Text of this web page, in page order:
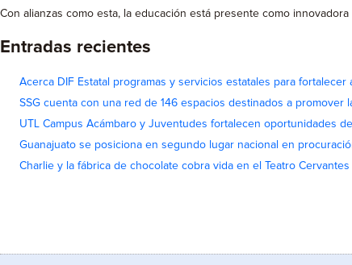
Con alianzas como esta, la educación está presente como
Entradas recientes
Acerca DIF Estatal programas y servicios estatales para fortalecer
SSG cuenta con una red de 146 espacios destinados a promover
UTL Campus Acámbaro y Juventudes fortalecen oportunidades
Guanajuato se posiciona en segundo lugar nacional en
Charlie y la fábrica de chocolate cobra vida en el Teatro Cervantes